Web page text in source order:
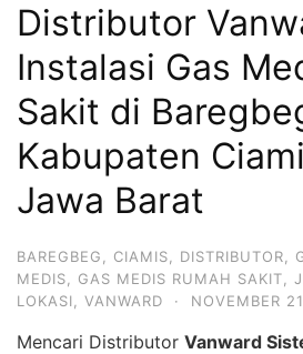
Distributor
Instalasi Gas
Sakit di
Kabupaten
Jawa Barat
BAREGBEG CIAMIS DISTRIBUTOR
MEDIS
GAS MEDIS RUMAH SAKIT
LOKASI
VANWARD · NOVEMBER
Mencari Distributor Vanward